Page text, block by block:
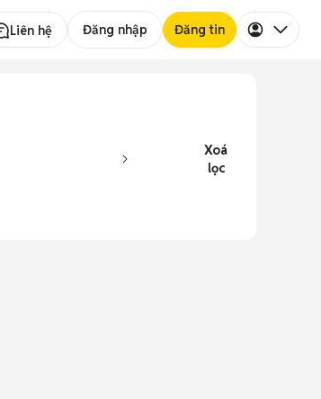
Liên hệ Đăng nhập Đăng tin
Xoá
lọc